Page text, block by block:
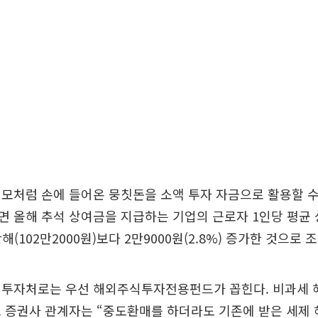
처럼 손에 들어온 뭉칫돈을 소액 투자 자금으로 활용할
올해 추석 상여금을 지급하는 기업의 근로자 1인당 평균
(102만2000원)보다 2만9000원(2.8%) 증가한 것으로
자처로는 우선 해외주식투자전용펀드가 꼽힌다. 비과세
권사 관계자는 “중도환매를 하더라도 기존에 받은 세제